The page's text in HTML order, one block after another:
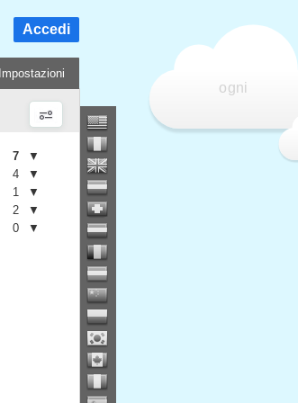
ogni
Accedi
Impostazioni
7
▼
4
▼
1
▼
2
▼
0 ▼